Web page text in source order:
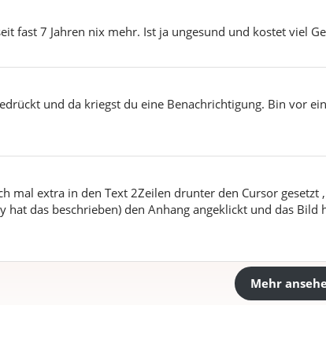
fast 7 Jahren nix mehr. Ist ja ungesund und kostet viel
und da kriegst du eine Benachrichtigung. Bin vor ein
mal extra in den Text 2Zeilen drunter den Cursor gesetzt
das beschrieben) den Anhang angeklickt und das Bild
Mehr